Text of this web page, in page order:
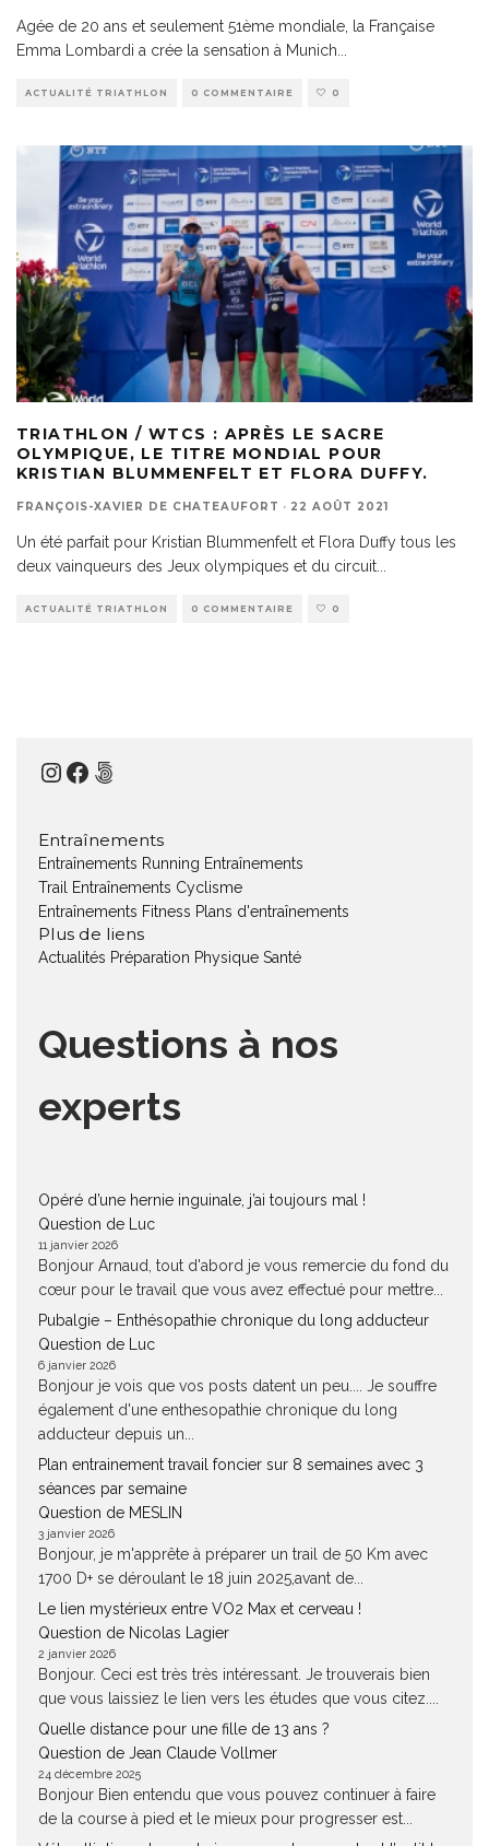
Agée de 20 ans et seulement 51ème mondiale, la Française
Emma Lombardi a crée la sensation à Munich
ACTUALITÉ TRIATHLON 0 COMMENTAIRE 0
TRIATHLON / WTCS : APRÈS LE SACRE
OLYMPIQUE, LE TITRE MONDIAL POUR
KRISTIAN BLUMMENFELT ET FLORA DUFFY.
FRANÇOIS-XAVIER DE CHATEAUFORT · 22 AOÛT 2021
Un été parfait pour Kristian Blummenfelt et Flora Duffy tous les
deux vainqueurs des Jeux olympiques et du circuit...
ACTUALITÉ TRIATHLON 0 COMMENTAIRE 0
Instagram
Facebook
500px
Entraînements
Entraînements Running Entraînements
Trail Entraînements Cyclisme
Entraînements Fitness Plans d'entraînements
Plus de liens
Actualités Préparation Physique Santé
Questions à nos
experts
Opéré d’une hernie inguinale, j’ai toujours mal !
Question de Luc
11 janvier 2026
Bonjour Arnaud, tout d'abord je vous remercie du fond du
cœur pour le travail que vous avez effectué pour mettre...
Pubalgie – Enthésopathie chronique du long adducteur
Question de Luc
6 janvier 2026
Bonjour je vois que vos posts datent un peu.... Je souffre
également d'une enthesopathie chronique du long
adducteur depuis un...
Plan entrainement travail foncier sur 8 semaines avec 3
séances par semaine
Question de MESLIN
3 janvier 2026
Bonjour, je m'apprête à préparer un trail de 50 Km avec
1700 D+ se déroulant le 18 juin 2025,avant de...
Le lien mystérieux entre VO2 Max et cerveau !
Question de Nicolas Lagier
2 janvier 2026
Bonjour. Ceci est très très intéressant. Je trouverais bien
que vous laissiez le lien vers les études que vous citez....
Quelle distance pour une fille de 13 ans ?
Question de Jean Claude Vollmer
24 décembre 2025
Bonjour Bien entendu que vous pouvez continuer à faire
de la course à pied et le mieux pour progresser est...